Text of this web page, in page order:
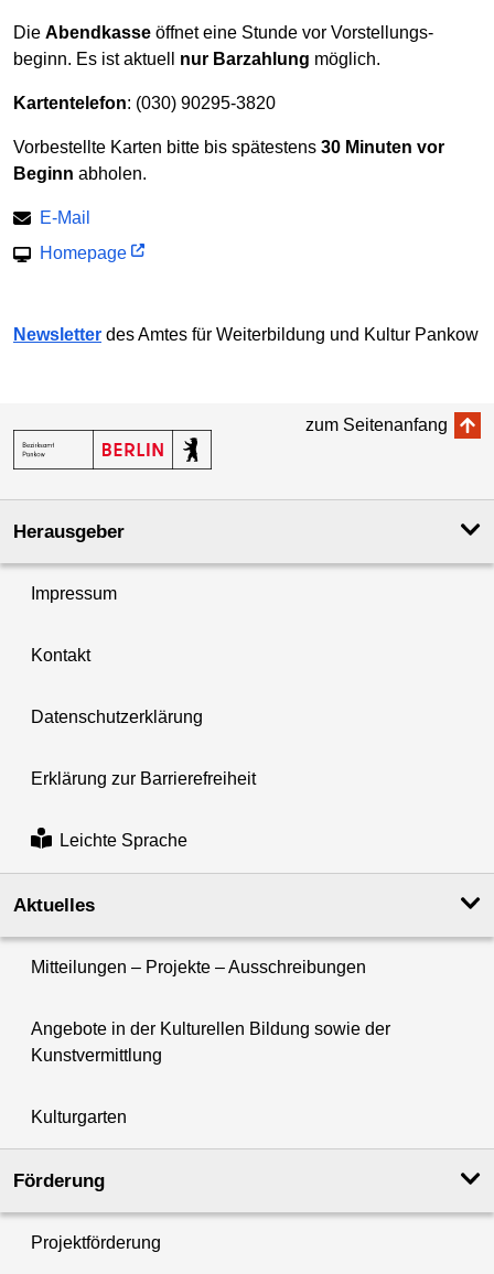
Die Abendkasse öffnet eine Stunde vor Vor­stellungs­
beginn. Es ist aktuell nur Barzahlung möglich.
Kartentelefon: (030) 90295-3820
Vorbestellte Karten bitte bis spätestens 30 Minuten vor
Beginn abholen.
E-Mail
Homepage
Newsletter des Amtes für Weiter­bildung und Kultur Pankow
zum Seitenanfang
Herausgeber
Impressum
Kontakt
Datenschutzerklärung
Erklärung zur Barrierefreiheit
Leichte Sprache
Aktuelles
Mitteilungen – Projekte – Ausschreibungen
Angebote in der Kulturellen Bildung sowie der
Kunstvermittlung
Kulturgarten
Förderung
Projektförderung